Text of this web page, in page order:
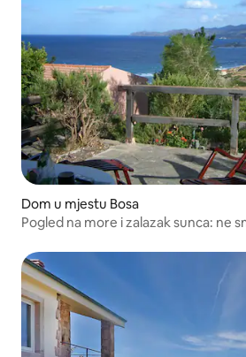
Dom u mjestu Bosa
Pogled na more i zalazak sunca: ne